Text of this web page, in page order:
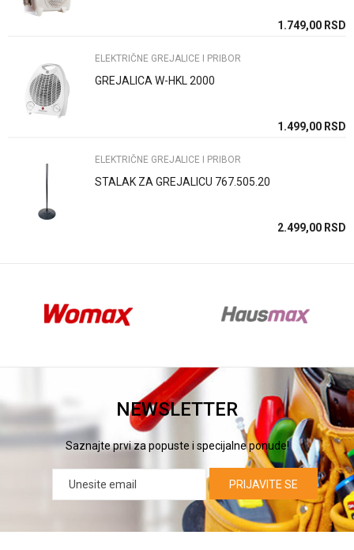
Anti-spam zaštita - izračunajte koliko je 4 + 1 :
POŠALJI
1.749,00 RSD
ELEKTRIČNE GREJALICE I PRIBOR
GREJALICA W-HKL 2000
1.499,00 RSD
ELEKTRIČNE GREJALICE I PRIBOR
STALAK ZA GREJALICU 767.505.20
2.499,00 RSD
NEWSLETTER
Saznajte prvi za popuste i specijalne ponude!
PRIJAVITE SE